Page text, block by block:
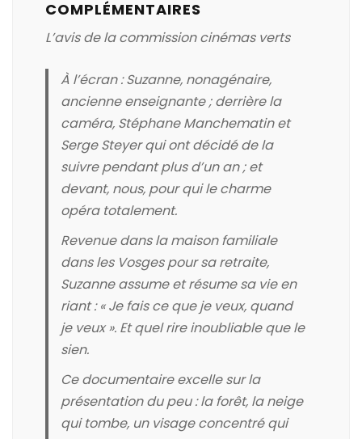
COMPLÉMENTAIRES
L’avis de la commission cinémas verts
À l’écran : Suzanne, nonagénaire,
ancienne enseignante ; derrière la
caméra, Stéphane Manchematin et
Serge Steyer qui ont décidé de la
suivre pendant plus d’un an ; et
devant, nous, pour qui le charme
opéra totalement.
Revenue dans la maison familiale
dans les Vosges pour sa retraite,
Suzanne assume et résume sa vie en
riant : « Je fais ce que je veux, quand
je veux ». Et quel rire inoubliable que le
sien.
Ce documentaire excelle sur la
présentation du peu : la forêt, la neige
qui tombe, un visage concentré qui